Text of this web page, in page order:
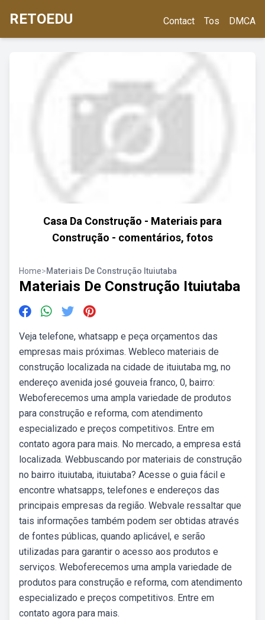
RETOEDU Contact Tos DMCA
Casa Da Construção - Materiais para
Construção - comentários, fotos
Home>Materiais De Construção Ituiutaba
Materiais De Construção Ituiutaba
Veja telefone, whatsapp e peça orçamentos das
empresas mais próximas. Webleco materiais de
construção localizada na cidade de ituiutaba mg, no
endereço avenida josé gouveia franco, 0, bairro:
Weboferecemos uma ampla variedade de produtos
para construção e reforma, com atendimento
especializado e preços competitivos. Entre em
contato agora para mais. No mercado, a empresa está
localizada. Webbuscando por materiais de construção
no bairro ituiutaba, ituiutaba? Acesse o guia fácil e
encontre whatsapps, telefones e endereços das
principais empresas da região. Webvale ressaltar que
tais informações também podem ser obtidas através
de fontes públicas, quando aplicável, e serão
utilizadas para garantir o acesso aos produtos e
serviços. Weboferecemos uma ampla variedade de
produtos para construção e reforma, com atendimento
especializado e preços competitivos. Entre em
contato agora para mais.